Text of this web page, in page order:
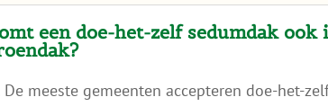
een doe-het-zelf sedumdak
De meeste gemeenten accepteren doe-het-